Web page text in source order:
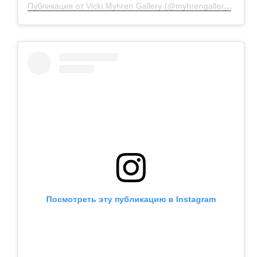
Публикация от Vicki Myhren Gallery (@myhrengallery)
Посмотреть эту публикацию в Instagram